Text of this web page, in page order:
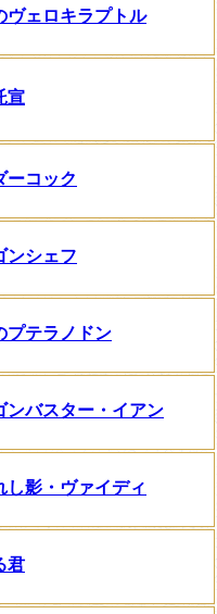
ヴェロキラプトル
宣
ーコック
ンシェフ
プテラノドン
ンバスター・イアン
し影・ヴァイディ
君